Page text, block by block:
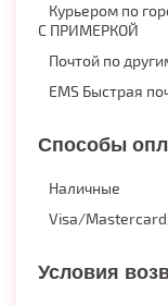
Курьером по
С ПРИМЕРКОЙ
Почтой по
EMS Быстрая
Способы
Наличные
Visa/
Условия